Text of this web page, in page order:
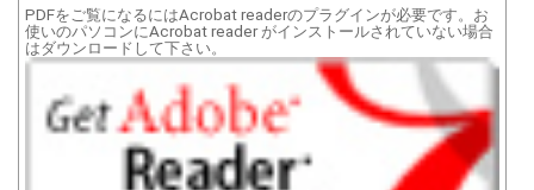
PDFをご覧になるにはAcrobat readerのプラグインが必要です。お
使いのパソコンにAcrobat reader がインストールされていない場合
はダウンロードして下さい。